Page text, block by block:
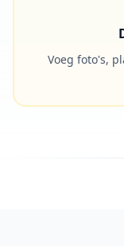
Voeg foto's,